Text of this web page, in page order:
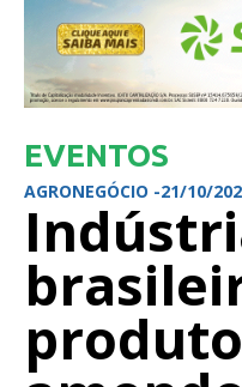
EVENTOS
AGRONEGÓCIO -21/10/